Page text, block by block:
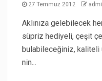
27 Temmuz 2012
Aklınıza gelebilecek
süpriz hediyeli, çeşit
bulabileceğiniz, kaliteli
nin...